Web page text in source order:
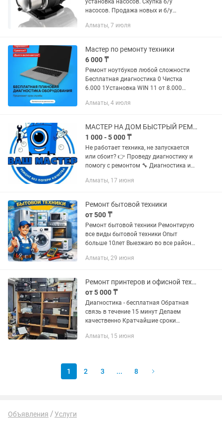
установка насосов. Скупка б/у
насосов. Продажа новых и б/у
насосов.грундфос и других
Алматы, 7 июля
Мастер по ремонту техники
6 000 ₸
Ремонт ноутбуков любой сложности
Бесплатная диагностика 0 Чистка
6.000 1Установка WIN 11 от 8.000
3.000 Наш адрес Жетысу 3 дом 55
Алматы, 4 июля
МАСТЕР НА ДОМ БЫСТРЫЙ РЕМОНТ ТЕХНИКИ
1 000 - 5 000 ₸
Не работает техника, не запускается
или сбоит? 👉 Проведу диагностику и
помогу с ремонтом 🔧 Диагностика и
Аккуратный ремонт на месте 🔧
Алматы, 17 июня
Ремонт бытовой техники
от 500 ₸
Ремонт бытовой техники Ремонтирую
все виды бытовой техники Опыт
больше 10лет Выезжаю во все районы
запчасти первой необходимости и все
Алматы, 29 июня
Ремонт принтеров и офисной технике
от 5 000 ₸
Диагностика - бесплатная Обратная
связь в течение 15 минут Делаем
качественно Кратчайшие сроки
забор курьером или выезд на адрес
Алматы, 15 июня
1 2 3 ... 8
Объявления Услуги